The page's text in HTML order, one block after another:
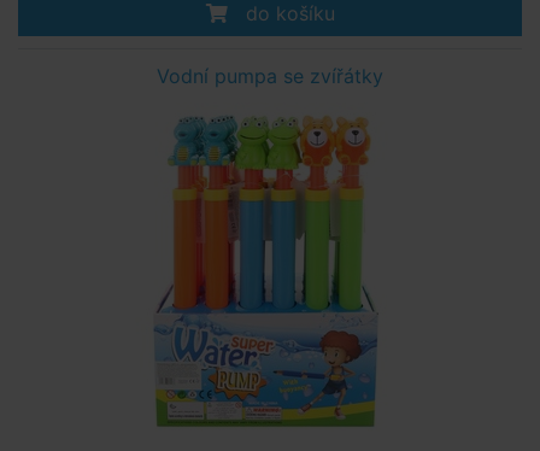
do košíku
Vodní pumpa se zvířátky